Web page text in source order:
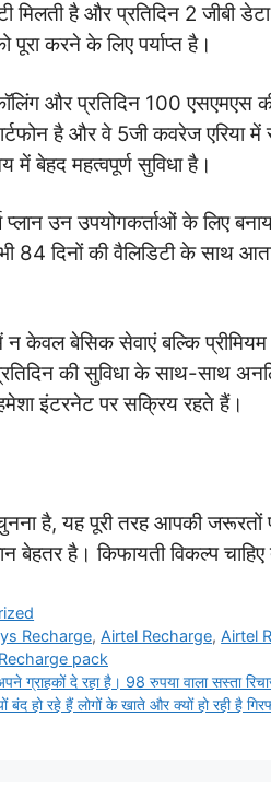
मिलती है और प्रतिदिन 2 जीबी
करने के लिए पर्याप्त है।
और प्रतिदिन 100 एसएमएस
है और वे 5जी कवरेज एरिया
बेहद महत्वपूर्ण सुविधा है।
प्लान उन उपयोगकर्ताओं के लिए
84 दिनों की वैलिडिटी के साथ
केवल बेसिक सेवाएं बल्कि प्रीमियम
की सुविधा के साथ-साथ
इंटरनेट पर सक्रिय रहते हैं।
है, यह पूरी तरह आपकी
बेहतर है। किफायती विकल्प
Recharge, Airtel Recharge, Airtel
pack
दे रहा है। 98 रुपया वाला सस्ता
हो रहे हैं लोगों के खाते और क्यों हो रही है